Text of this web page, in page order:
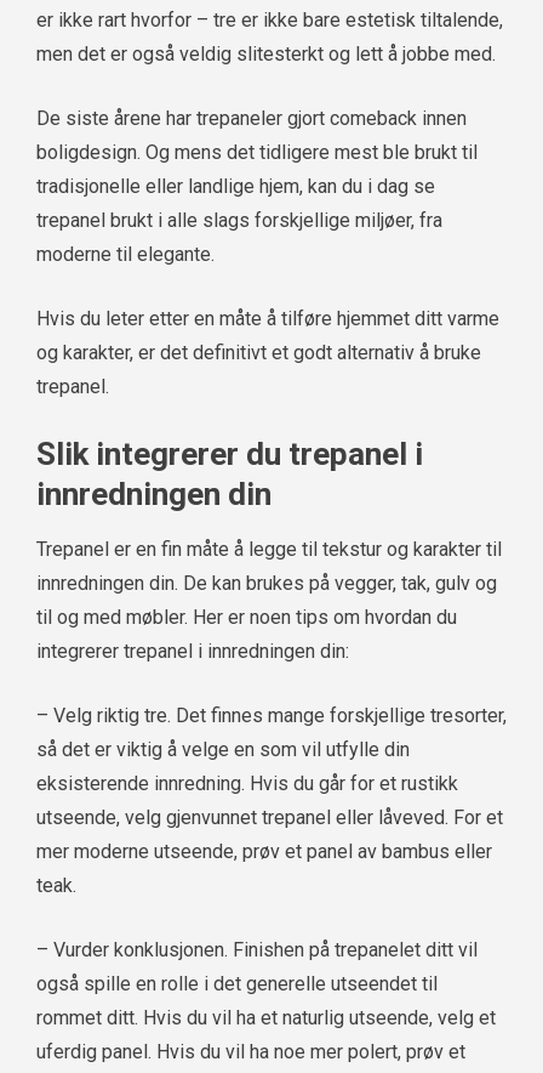
er ikke rart hvorfor – tre er ikke bare estetisk tiltalende,
men det er også veldig slitesterkt og lett å jobbe med.
De siste årene har trepaneler gjort comeback innen
boligdesign. Og mens det tidligere mest ble brukt til
tradisjonelle eller landlige hjem, kan du i dag se
trepanel brukt i alle slags forskjellige miljøer, fra
moderne til elegante.
Hvis du leter etter en måte å tilføre hjemmet ditt varme
og karakter, er det definitivt et godt alternativ å bruke
trepanel.
Slik integrerer du trepanel i
innredningen din
Trepanel er en fin måte å legge til tekstur og karakter til
innredningen din. De kan brukes på vegger, tak, gulv og
til og med møbler. Her er noen tips om hvordan du
integrerer trepanel i innredningen din:
– Velg riktig tre. Det finnes mange forskjellige tresorter,
så det er viktig å velge en som vil utfylle din
eksisterende innredning. Hvis du går for et rustikk
utseende, velg gjenvunnet trepanel eller låveved. For et
mer moderne utseende, prøv et panel av bambus eller
teak.
– Vurder konklusjonen. Finishen på trepanelet ditt vil
også spille en rolle i det generelle utseendet til
rommet ditt. Hvis du vil ha et naturlig utseende, velg et
uferdig panel. Hvis du vil ha noe mer polert, prøv et